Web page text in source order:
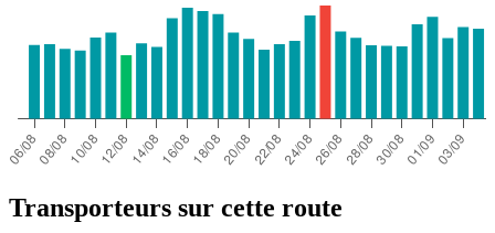
Transporteurs sur cette route